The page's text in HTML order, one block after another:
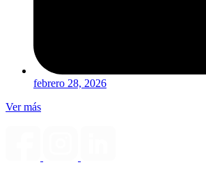
febrero 28, 2026
Ver más